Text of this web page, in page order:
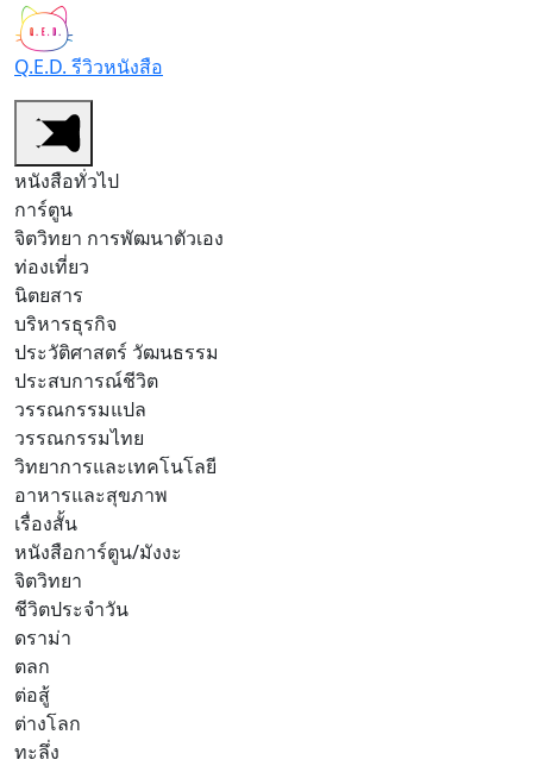
Q.E.D. รีวิวหนังสือ
หนังสือทั่วไป
การ์ตูน
จิตวิทยา การพัฒนาตัวเอง
ท่องเที่ยว
นิตยสาร
บริหารธุรกิจ
ประวัติศาสตร์ วัฒนธรรม
ประสบการณ์ชีวิต
วรรณกรรมแปล
วรรณกรรมไทย
วิทยาการและเทคโนโลยี
อาหารและสุขภาพ
เรื่องสั้น
หนังสือการ์ตูน/มังงะ
จิตวิทยา
ชีวิตประจำวัน
ดราม่า
ตลก
ต่อสู้
ต่างโลก
ทะลึ่ง